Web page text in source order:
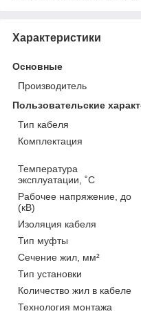
Характеристики
Основные
Производитель
Пользовательские
Тип кабеля
Комплектация
Температура
эксплуатации, ˚С
Рабочее напряжение, до
(кВ)
Изоляция кабеля
Тип муфты
Сечение жил, мм²
Тип установки
Количество жил в кабеле
Технология монтажа